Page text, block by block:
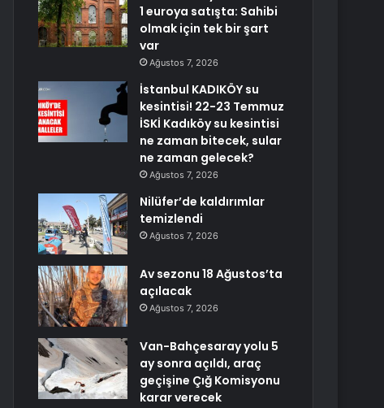
1 euroya satışta: Sahibi
olmak için tek bir şart
var
Ağustos 7, 2026
İstanbul KADIKÖY su
kesintisi! 22-23 Temmuz
İSKİ Kadıköy su kesintisi
ne zaman bitecek, sular
ne zaman gelecek?
Ağustos 7, 2026
Nilüfer’de kaldırımlar
temizlendi
Ağustos 7, 2026
Av sezonu 18 Ağustos’ta
açılacak
Ağustos 7, 2026
Van-Bahçesaray yolu 5
ay sonra açıldı, araç
geçişine Çığ Komisyonu
karar verecek